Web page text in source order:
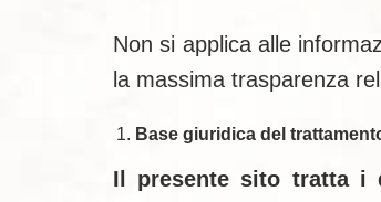
Non si applica alle
la massima trasparenza
Base giuridica del
Il presente sito tratta i